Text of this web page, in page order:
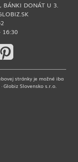
BÁNKI DONÁT U 3.
16:30
stránky je možné iba
Globiz Slovensko s.r.o.